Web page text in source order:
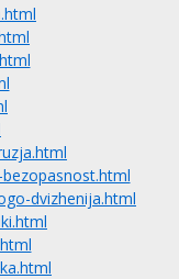
dvizhenija.html